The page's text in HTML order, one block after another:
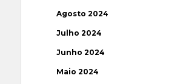
Agosto 2024
Julho 2024
Junho 2024
Maio 2024